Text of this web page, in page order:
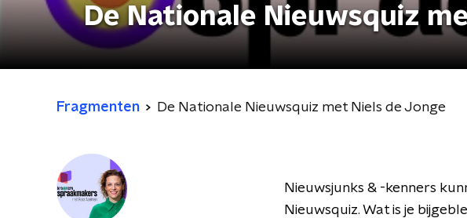
De Nationale Nieuwsquiz
Fragmenten De Nationale Nieuwsquiz met Niels de Jonge
Nieuwsjunks & -kenners
Nieuwsquiz. Wat is je